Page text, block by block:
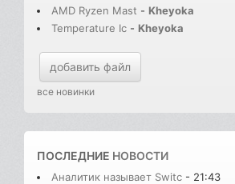
AMD Ryzen Mast - Kheyoka
Temperature Ic - Kheyoka
добавить файл
все новинки
ПОСЛЕДНИЕ НОВОСТИ
Аналитик называет Switc - 21:43